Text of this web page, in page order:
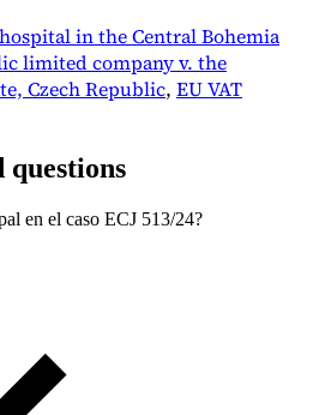
hospital in the Central Bohemia
limited company v. the
Czech Republic, EU VAT
questions
en el caso ECJ 513/24?